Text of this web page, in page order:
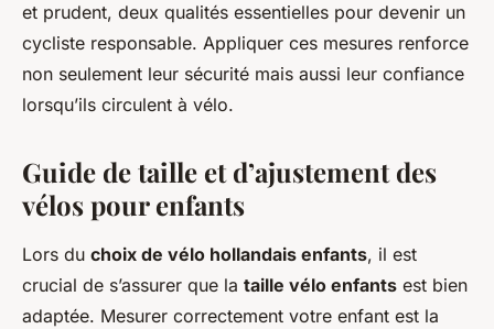
et prudent, deux qualités essentielles pour devenir un
cycliste responsable. Appliquer ces mesures renforce
non seulement leur sécurité mais aussi leur confiance
lorsqu’ils circulent à vélo.
Guide de taille et d’ajustement des
vélos pour enfants
Lors du choix de vélo hollandais enfants, il est
crucial de s’assurer que la taille vélo enfants est bien
adaptée. Mesurer correctement votre enfant est la